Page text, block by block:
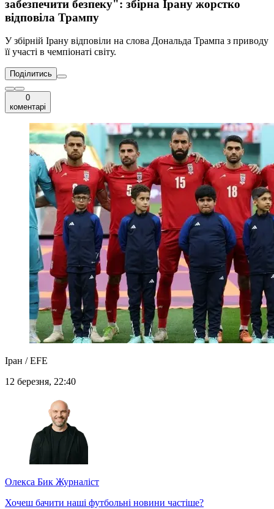
забезпечити безпеку": збірна Ірану жорстко
відповіла Трампу
У збірній Ірану відповіли на слова Дональда Трампа з приводу
її участі в чемпіонаті світу.
Поділитись
0
коментарі
Іран / EFE
12 березня, 22:40
Олекса Бик Журналіст
Хочеш бачити наші футбольні новини частіше?